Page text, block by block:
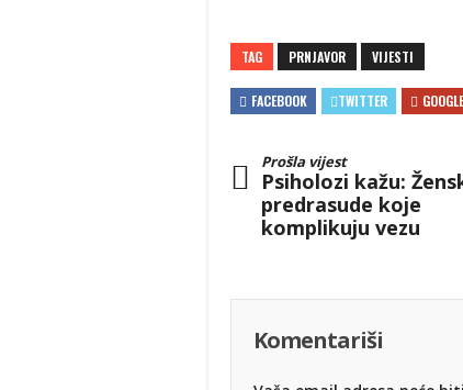
TAG PRNJAVOR VIJESTI
FACEBOOK TWITTER
Prošla vijest
Psiholozi kažu:
predrasude koje
komplikuju vezu
Komentariši